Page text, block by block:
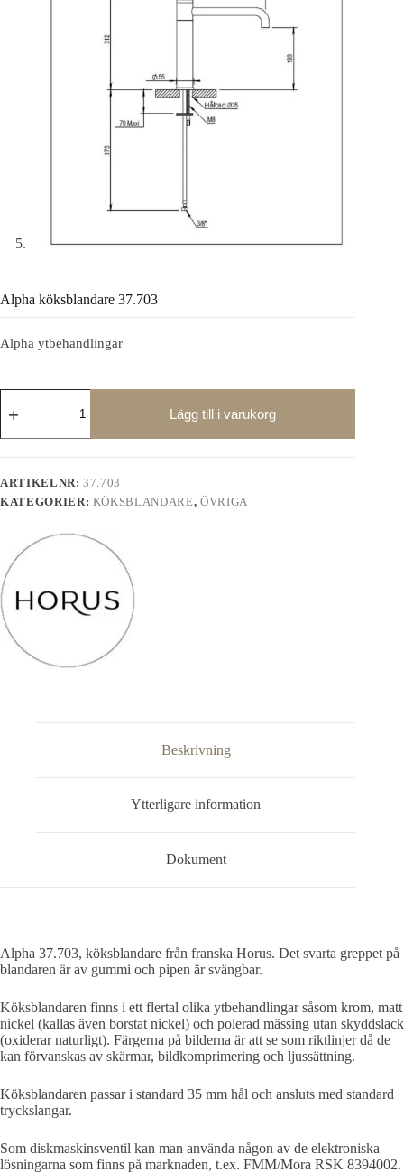
Alpha köksblandare 37.703
Alpha ytbehandlingar
köksblandare
mängd
Lägg till i varukorg
ARTIKELNR:37.703
KATEGORIER: KÖKSBLANDARE, ÖVRIGA
Beskrivning
Ytterligare information
Dokument
Alpha 37.703, köksblandare från franska Horus. Det svarta greppet på
blandaren är av gummi och pipen är svängbar.
Köksblandaren finns i ett flertal olika ytbehandlingar såsom krom, matt
nickel (kallas även borstat nickel) och polerad mässing utan skyddslack
(oxiderar naturligt). Färgerna på bilderna är att se som riktlinjer då de
kan förvanskas av skärmar, bildkomprimering och ljussättning.
Köksblandaren passar i standard 35 mm hål och ansluts med standard
tryckslangar.
Som diskmaskinsventil kan man använda någon av de elektroniska
lösningarna som finns på marknaden, t.ex. FMM/Mora RSK 8394002.